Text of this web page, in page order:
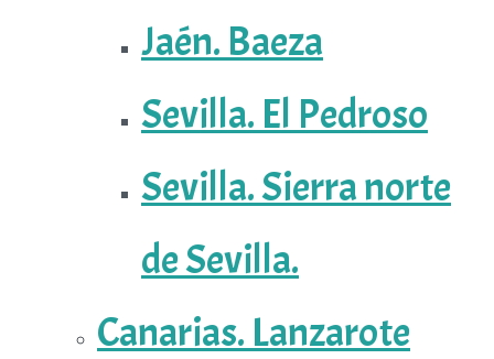
Jaén. Baeza
Sevilla. El Pedroso
Sevilla. Sierra norte
de Sevilla.
Canarias. Lanzarote